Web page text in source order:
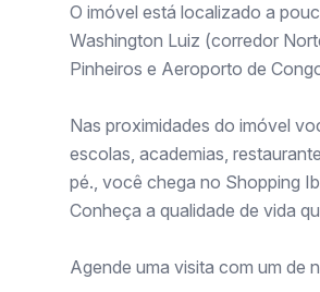
O imóvel está localizado a
Washington Luiz (corredor
Pinheiros e Aeroporto de
Nas proximidades do imóvel
escolas, academias,
pé., você chega no Shopping
Conheça a qualidade de vida
Agende uma visita com um de